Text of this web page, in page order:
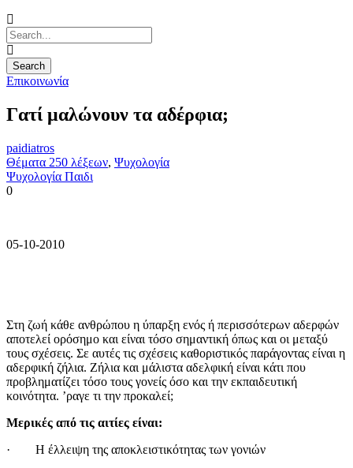
Επικοινωνία
Γατί μαλώνουν τα αδέρφια;
paidiatros
Θέματα 250 λέξεων, Ψυχολογία
Ψυχολογία Παιδι
0
05-10-2010
Στη ζωή κάθε ανθρώπου η ύπαρξη ενός ή περισσότερων αδερφών
αποτελεί ορόσημο και είναι τόσο σημαντική όπως και οι μεταξύ
τους σχέσεις. Σε αυτές τις σχέσεις καθοριστικός παράγοντας είναι η
αδερφική ζήλια. Ζήλια και μάλιστα αδελφική είναι κάτι που
προβληματίζει τόσο τους γονείς όσο και την εκπαιδευτική
κοινότητα. ʼραγε τι την προκαλεί;
Μερικές από τις αιτίες είναι:
· Η έλλειψη της αποκλειστικότητας των γονιών